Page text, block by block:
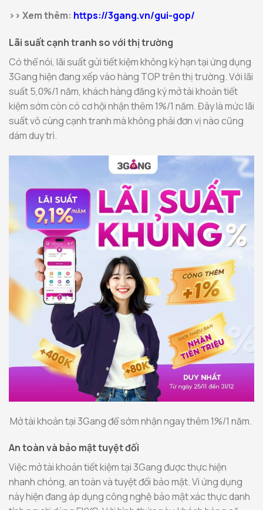
>> Xem thêm: https://3gang.vn/gui-gop/
Lãi suất cạnh tranh so với thị trường
Có thể nói, lãi suất gửi tiết kiệm không kỳ hạn tại ứng dụng
3Gang hiện đang xếp vào hàng TOP trên thị trường. Với lãi
suất 5,0%/1 năm, khách hàng đăng ký mở tài khoản tiết
kiệm sớm còn có cơ hội nhận thêm 1%/1 năm. Đây là mức lãi
suất vô cùng cạnh tranh mà không phải đơn vị nào cũng
dám duy trì.
Mở tài khoản tại 3Gang để sớm nhận ngay thêm 1%/1 năm.
An toàn và bảo mật tuyệt đối
Việc mở tài khoản tiết kiệm tại 3Gang được thực hiện
nhanh chóng, an toàn và tuyệt đối bảo mật. Vì ứng dụng
này hiện đang áp dụng công nghệ bảo mật xác thực danh